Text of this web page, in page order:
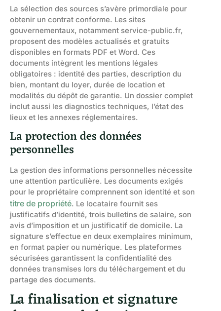
La sélection des sources s’avère primordiale pour
obtenir un contrat conforme. Les sites
gouvernementaux, notamment service-public.fr,
proposent des modèles actualisés et gratuits
disponibles en formats PDF et Word. Ces
documents intègrent les mentions légales
obligatoires : identité des parties, description du
bien, montant du loyer, durée de location et
modalités du dépôt de garantie. Un dossier complet
inclut aussi les diagnostics techniques, l’état des
lieux et les annexes réglementaires.
La protection des données
personnelles
La gestion des informations personnelles nécessite
une attention particulière. Les documents exigés
pour le propriétaire comprennent son identité et son
titre de propriété. Le locataire fournit ses
justificatifs d’identité, trois bulletins de salaire, son
avis d’imposition et un justificatif de domicile. La
signature s’effectue en deux exemplaires minimum,
en format papier ou numérique. Les plateformes
sécurisées garantissent la confidentialité des
données transmises lors du téléchargement et du
partage des documents.
La finalisation et signature